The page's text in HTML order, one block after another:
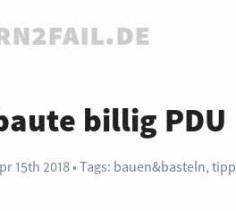
billig PDU
15th 2018 Tags: bauen&basteln,